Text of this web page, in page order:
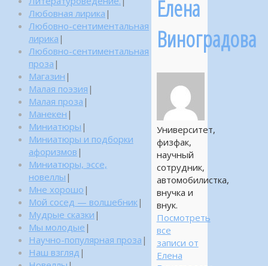
Елена
Виноградова
Университет,
физфак,
научный
сотрудник,
автомобилистка,
внучка и
внук.
Посмотреть
все
записи от
Елена
Любовная лирика |
Любовно-сентиментальная
лирика |
Любовно-сентиментальная
проза |
Магазин |
Малая поэзия |
Малая проза |
Манекен |
Миниатюры |
Миниатюры и подборки
афоризмов |
Миниатюры, эссе,
новеллы |
Мне хорошо |
Мой сосед — волшебник|
Мудрые сказки |
Мы молодые |
Научно-популярная проза |
Наш взгляд |